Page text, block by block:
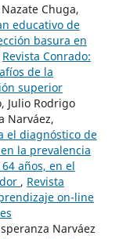
Chuga,
educativo de
basura en
Revista Conrado:
de la
superior
Julio Rodrigo
Narváez,
el diagnóstico de
la prevalencia
años, en el
, Revista
on-line
Narváez